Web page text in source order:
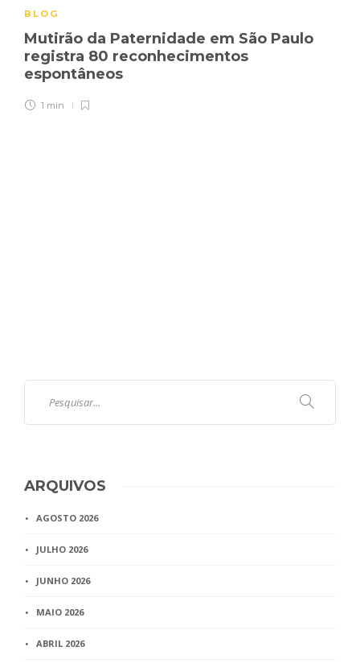
BLOG
Mutirão da Paternidade em São Paulo
registra 80 reconhecimentos
espontâneos
1 min
ARQUIVOS
AGOSTO 2026
JULHO 2026
JUNHO 2026
MAIO 2026
ABRIL 2026